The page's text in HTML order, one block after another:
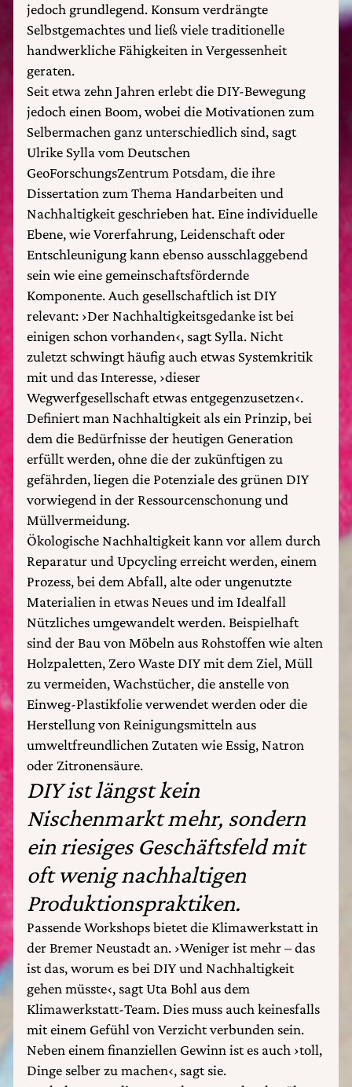
jedoch grundlegend. Konsum verdrängte
Selbstgemachtes und ließ viele traditionelle
handwerkliche Fähigkeiten in Vergessenheit
geraten.
Seit etwa zehn Jahren erlebt die DIY-Bewegung
jedoch einen Boom, wobei die Motivationen zum
Selbermachen ganz unterschiedlich sind, sagt
Ulrike Sylla vom Deutschen
GeoForschungsZentrum Potsdam, die ihre
Dissertation zum Thema Handarbeiten und
Nachhaltigkeit geschrieben hat. Eine individuelle
Ebene, wie Vorerfahrung, Leidenschaft oder
Entschleunigung kann ebenso ausschlaggebend
sein wie eine gemeinschaftsfördernde
Komponente. Auch gesellschaftlich ist DIY
relevant: ›Der Nachhaltigkeitsgedanke ist bei
einigen schon vorhanden‹, sagt Sylla. Nicht
zuletzt schwingt häufig auch etwas Systemkritik
mit und das Interesse, ›dieser
Wegwerfgesellschaft etwas entgegenzusetzen‹.
Definiert man Nachhaltigkeit als ein Prinzip, bei
dem die Bedürfnisse der heutigen Generation
erfüllt werden, ohne die der zukünftigen zu
gefährden, liegen die Potenziale des grünen DIY
vorwiegend in der Ressourcenschonung und
Müllvermeidung.
Ökologische Nachhaltigkeit kann vor allem durch
Reparatur und Upcycling erreicht werden, einem
Prozess, bei dem Abfall, alte oder ungenutzte
Materialien in etwas Neues und im Idealfall
Nützliches umgewandelt werden. Beispielhaft
sind der Bau von Möbeln aus Rohstoffen wie alten
Holzpaletten, Zero Waste DIY mit dem Ziel, Müll
zu vermeiden, Wachstücher, die anstelle von
Einweg-Plastikfolie verwendet werden oder die
Herstellung von Reinigungsmitteln aus
umweltfreundlichen Zutaten wie Essig, Natron
oder Zitronensäure.
DIY ist längst kein
Nischenmarkt mehr, sondern
ein riesiges Geschäftsfeld mit
oft wenig nachhaltigen
Produktionspraktiken.
Passende Workshops bietet die Klimawerkstatt in
der Bremer Neustadt an. ›Weniger ist mehr – das
ist das, worum es bei DIY und Nachhaltigkeit
gehen müsste‹, sagt Uta Bohl aus dem
Klimawerkstatt-Team. Dies muss auch keinesfalls
mit einem Gefühl von Verzicht verbunden sein.
Neben einem finanziellen Gewinn ist es auch ›toll,
Dinge selber zu machen‹, sagt sie.